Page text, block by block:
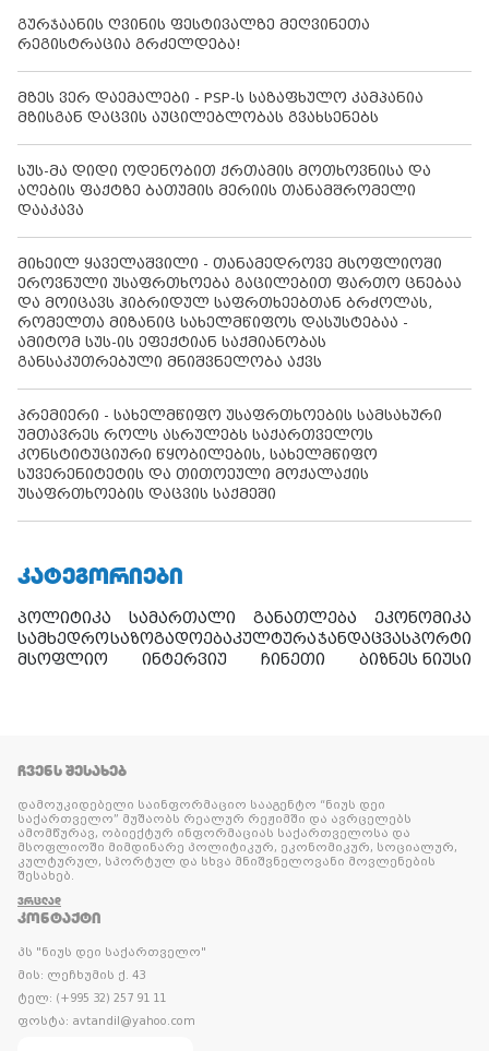
გურჯაანის ღვინის ფესტივალზე მეღვინეთა
რეგისტრაცია გრძელდება!
მზეს ვერ დაემალები - PSP-ს საზაფხულო კამპანია
მზისგან დაცვის აუცილებლობას გვახსენებს
სუს-მა დიდი ოდენობით ქრთამის მოთხოვნისა და
აღების ფაქტზე ბათუმის მერიის თანამშრომელი
დააკავა
მიხეილ ყაველაშვილი - თანამედროვე მსოფლიოში
ეროვნული უსაფრთხოება გაცილებით ფართო ცნებაა
და მოიცავს ჰიბრიდულ საფრთხეებთან ბრძოლას,
რომელთა მიზანიც სახელმწიფოს დასუსტებაა -
ამიტომ სუს-ის ეფექტიან საქმიანობას
განსაკუთრებული მნიშვნელობა აქვს
პრემიერი - სახელმწიფო უსაფრთხოების სამსახური
უმთავრეს როლს ასრულებს საქართველოს
კონსტიტუციური წყობილების, სახელმწიფო
სუვერენიტეტის და თითოეული მოქალაქის
უსაფრთხოების დაცვის საქმეში
ᲙᲐᲢᲔᲒᲝᲠᲘᲔᲑᲘ
პოლიტიკა სამართალი განათლება
ეკონომიკა
სამხედროსაზოგადოებაკულტურაჯანდაცვასპორტი
მსოფლიო
ინტერვიუ ჩინეთი ბიზნეს ნიუსი
ᲩᲕᲔᲜᲡ ᲨᲔᲡᲐᲮᲔᲑ
დამოუკიდებელი საინფორმაციო სააგენტო “ნიუს დეი
საქართველო” მუშაობს რეალურ რეჟიმში და ავრცელებს
ამომწურავ, ობიექტურ ინფორმაციას საქართველოსა და
მსოფლიოში მიმდინარე პოლიტიკურ, ეკონომიკურ, სოციალურ,
კულტურულ, სპორტულ და სხვა მნიშვნელოვანი მოვლენების
შესახებ.
ᲕᲠᲪᲚᲐᲓ
ᲙᲝᲜᲢᲐᲥᲢᲘ
პს "ნიუს დეი საქართველო"
მის: ლეჩხუმის ქ. 43
ტელ: (+995 32) 257 91 11
ფოსტა: avtandil@yahoo.com